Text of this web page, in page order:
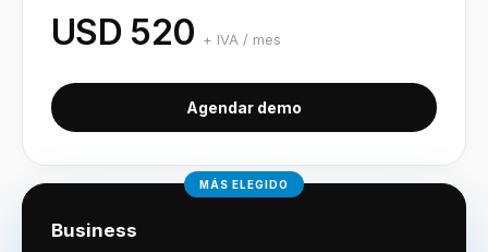
USD 520 + IVA / mes
Agendar demo
MÁS ELEGIDO
Business